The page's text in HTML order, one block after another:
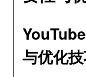
与优化